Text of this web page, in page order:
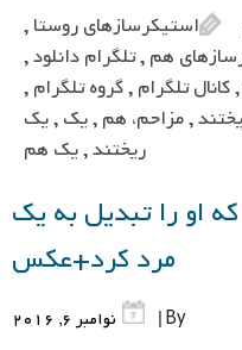
استیکرسازهای روستا,
هم,تلگرام دانلود,
کانال تلگرام,گروه تلگرام,
,مزاحم، هم,یک,یک
ریختند,یک هم
او را تبدیل به یک
مرد کرد+عکس
By |
نوامبر 6, 2016